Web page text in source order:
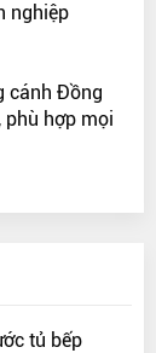
nghiệp
cánh Đồng
phù hợp mọi
tủ bếp